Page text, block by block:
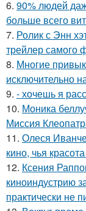
6. 90% людей
больше всего
7. Ролик с Энн
трейлер самого
8. Многие
исключительно
9. - хочешь я
10. Моника
Миссия
11. Олеся
кино, чья
12. Ксения
киноиндустрию
практически не